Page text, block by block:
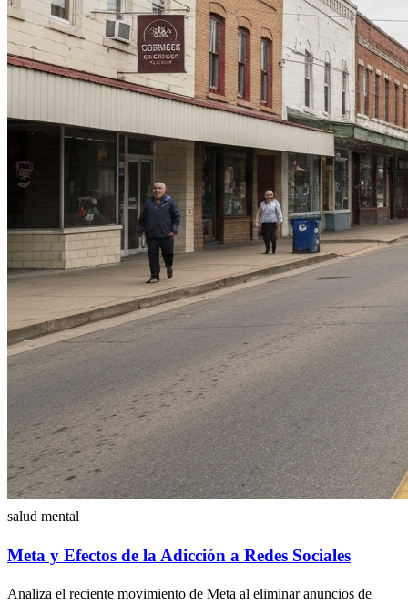
salud mental
Meta y Efectos de la Adicción a Redes Sociales
Analiza el reciente movimiento de Meta al eliminar anuncios de